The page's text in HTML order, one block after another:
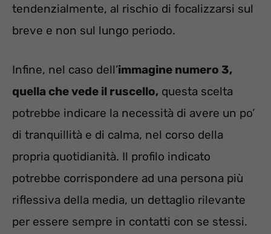
tendenzialmente, al rischio di focalizzarsi sul
breve e non sul lungo periodo.
Infine, nel caso dell’immagine numero 3,
quella che vede il ruscello, questa scelta
potrebbe indicare la necessità di avere un po’
di tranquillità e di calma, nel corso della
propria quotidianità. Il profilo indicato
potrebbe corrispondere ad una persona più
riflessiva della media, un dettaglio rilevante
per essere sempre in contatti con se stessi.